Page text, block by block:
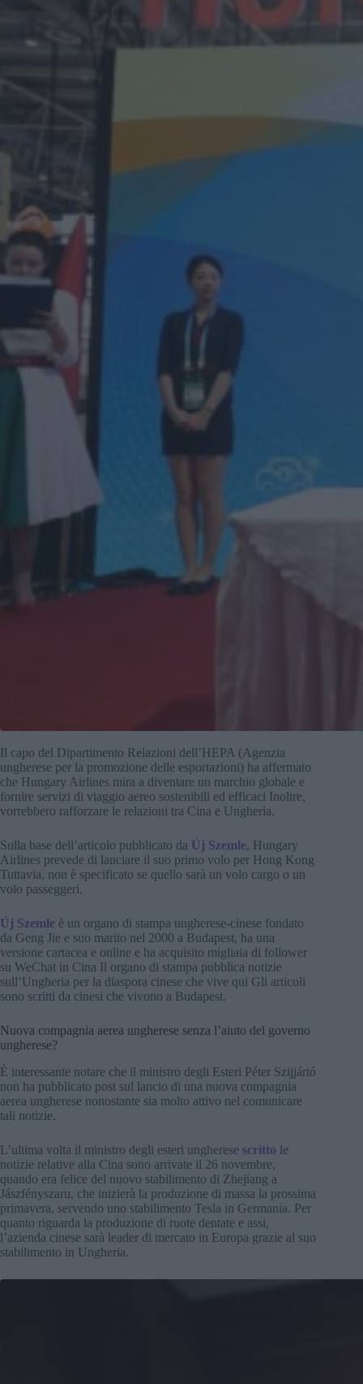
Il capo del Dipartimento Relazioni dell’HEPA (Agenzia
ungherese per la promozione delle esportazioni) ha affermato
che Hungary Airlines mira a diventare un marchio globale e
fornire servizi di viaggio aereo sostenibili ed efficaci Inoltre,
vorrebbero rafforzare le relazioni tra Cina e Ungheria.
Sulla base dell’articolo pubblicato da Új Szemle, Hungary
Airlines prevede di lanciare il suo primo volo per Hong Kong
Tuttavia, non è specificato se quello sarà un volo cargo o un
volo passeggeri.
Új Szemle è un organo di stampa ungherese-cinese fondato
da Geng Jie e suo marito nel 2000 a Budapest, ha una
versione cartacea e online e ha acquisito migliaia di follower
su WeChat in Cina Il organo di stampa pubblica notizie
sull’Ungheria per la diaspora cinese che vive qui Gli articoli
sono scritti da cinesi che vivono a Budapest.
Nuova compagnia aerea ungherese senza l’aiuto del governo
ungherese?
È interessante notare che il ministro degli Esteri Péter Szijjártó
non ha pubblicato post sul lancio di una nuova compagnia
aerea ungherese nonostante sia molto attivo nel comunicare
tali notizie.
L’ultima volta il ministro degli esteri ungherese scritto le
notizie relative alla Cina sono arrivate il 26 novembre,
quando era felice del nuovo stabilimento di Zhejiang a
Jászfényszaru, che inizierà la produzione di massa la prossima
primavera, servendo uno stabilimento Tesla in Germania. Per
quanto riguarda la produzione di ruote dentate e assi,
l’azienda cinese sarà leader di mercato in Europa grazie al suo
stabilimento in Ungheria.